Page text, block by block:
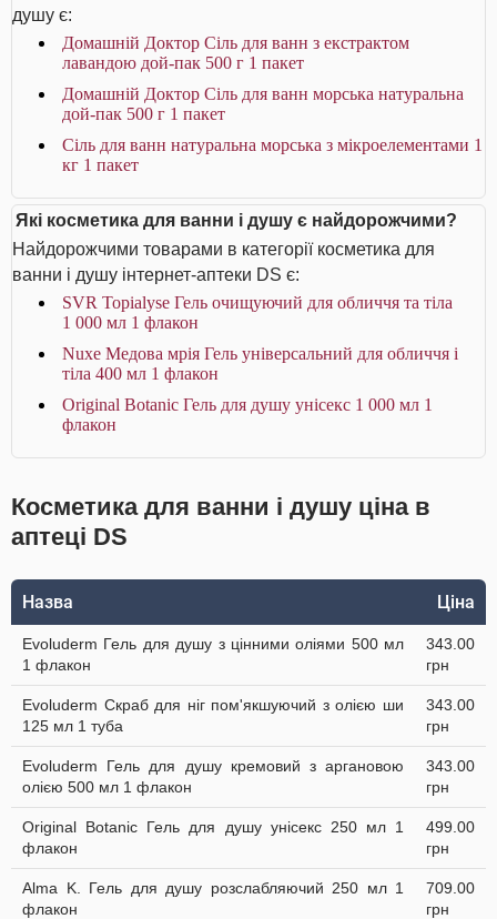
душу є:
Домашній Доктор Сіль для ванн з екстрактом
лавандою дой-пак 500 г 1 пакет
Домашній Доктор Сіль для ванн морська натуральна
дой-пак 500 г 1 пакет
Сіль для ванн натуральна морська з мікроелементами 1
кг 1 пакет
Які косметика для ванни і душу є найдорожчими?
Найдорожчими товарами в категорії косметика для
ванни і душу інтернет-аптеки DS є:
SVR Topialyse Гель очищуючий для обличчя та тіла
1 000 мл 1 флакон
Nuxe Медова мрія Гель універсальний для обличчя і
тіла 400 мл 1 флакон
Original Botanic Гель для душу унісекс 1 000 мл 1
флакон
Косметика для ванни і душу ціна в
аптеці DS
Назва Ціна
Evoluderm Гель для душу з цінними оліями 500 мл
1 флакон
343.00
грн
Evoluderm Скраб для ніг пом'якшуючий з олією ши
125 мл 1 туба
343.00
грн
Evoluderm Гель для душу кремовий з аргановою
олією 500 мл 1 флакон
343.00
грн
Original Botanic Гель для душу унісекс 250 мл 1
флакон
499.00
грн
Alma K. Гель для душу розслабляючий 250 мл 1
флакон
709.00
грн